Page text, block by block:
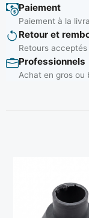
Paiement
Paiement à la
Retour et
Retours
Professionnels
Achat en gros ou